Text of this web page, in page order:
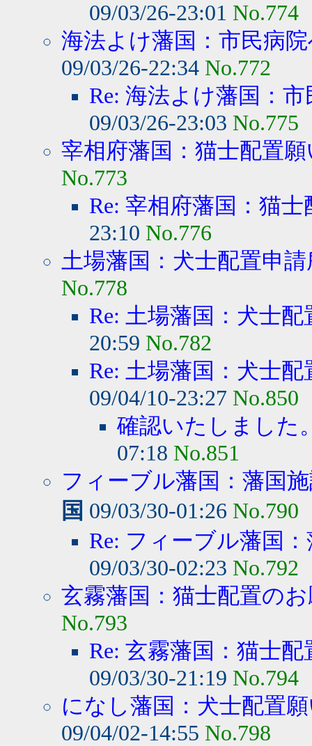
09/03/26-23:01 No.774
海法よけ藩国：市民病
09/03/26-22:34 No.772
Re: 海法よけ藩国：
09/03/26-23:03 No.775
宰相府藩国：猫士配置願
No.773
Re: 宰相府藩国：猫
23:10 No.776
土場藩国：犬士配置申請
No.778
Re: 土場藩国：犬士配
20:59 No.782
Re: 土場藩国：犬士配
09/04/10-23:27 No.850
確認いたしました
07:18 No.851
フィーブル藩国：藩国
国 09/03/30-01:26 No.790
Re: フィーブル藩国
09/03/30-02:23 No.792
玄霧藩国：猫士配置の
No.793
Re: 玄霧藩国：猫士
09/03/30-21:19 No.794
になし藩国：犬士配置
09/04/02-14:55 No.798